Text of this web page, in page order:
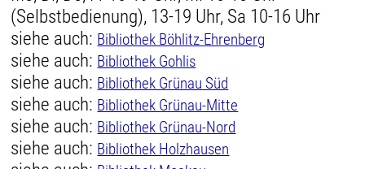
(Selbstbedienung), 13-19 Uhr, Sa 10-16 Uhr
siehe auch: Bibliothek Böhlitz-Ehrenberg
siehe auch: Bibliothek Gohlis
siehe auch: Bibliothek Grünau Süd
siehe auch: Bibliothek Grünau-Mitte
siehe auch: Bibliothek Grünau-Nord
siehe auch: Bibliothek Holzhausen